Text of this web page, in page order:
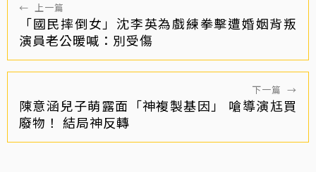
← 上一篇
「國民摔倒女」沈李英為戲練拳擊遭婚姻背叛
演員老公暖喊：別受傷
下一篇 →
陳意涵兒子萌露面「神複製基因」 嗆導演尪買
廢物！ 結局神反轉